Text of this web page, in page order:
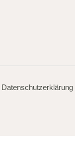
Datenschutzerklärung